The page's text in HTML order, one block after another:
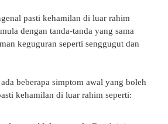
pasti kehamilan di luar rahim
dengan tanda-tanda yang sama
keguguran seperti senggugut dan
beberapa simptom awal yang boleh
kehamilan di luar rahim seperti: